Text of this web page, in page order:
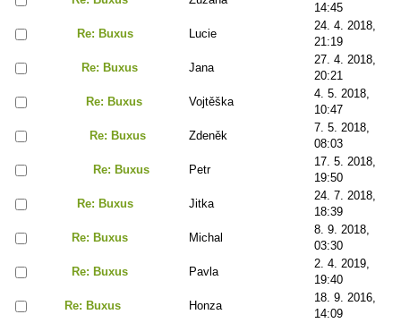
14:45
Re: Buxus
Lucie
24. 4. 2018,
21:19
Re: Buxus
Jana
27. 4. 2018,
20:21
Re: Buxus
Vojtěška
4. 5. 2018,
10:47
Re: Buxus
Zdeněk
7. 5. 2018,
08:03
Re: Buxus
Petr
17. 5. 2018,
19:50
Re: Buxus
Jitka
24. 7. 2018,
18:39
Re: Buxus
Michal
8. 9. 2018,
03:30
Re: Buxus
Pavla
2. 4. 2019,
19:40
Re: Buxus
Honza
18. 9. 2016,
14:09